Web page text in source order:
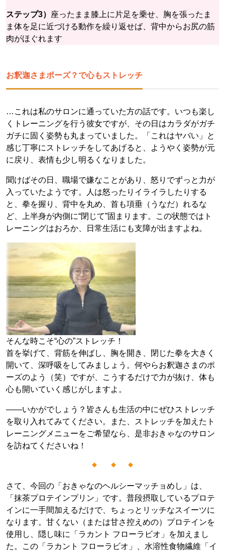
ステップ3）
座ったまま膝上に片足を乗せ、胸を張ったま
ま体を足に近づける動作を繰り返せば、背中からお尻の筋
肉がほぐれます
お釈迦さまポーズ？で心もストレッチ
…これは私のサロンに通っていた方の話です。いつも楽し
くトレーニングを行う彼女ですが、その日はカラダがガチ
ガチに固く姿勢も丸まっていました。「これはヤバい」と
感じ丁寧にストレッチをしてあげると、ようやく姿勢が元
に戻り、表情も少し明るくなりました。
聞けばその日、職場で嫌なことがあり、怒りでずっと力が
入っていたようです。人は怒ったりイライラしたりする
と、拳を握り、背中を丸め、首も項垂（うなだ）れるな
ど、上半身が内側に“閉じて”固まります。この状態ではト
レーニングはおろか、日常生活にも支障が出ますよね。
そんな時こそ“心の”ストレッチ！
首を挙げて、背筋を伸ばし、胸を開き、閉じた拳を大きく
開いて、深呼吸をしてみましょう。何やらお釈迦さまのポ
ーズのよう（笑）ですが、こうするだけで力が抜け、体も
心も開いていく感じがしますよ。
――いかがでしょう？皆さんも生活の中にぜひストレッチ
を取り入れてみてください。また、ストレッチを加えたト
レーニングメニューをご希望なら、是非おきゃなのサロン
を訪ねてくださいね！
さて、今回の「おきゃなのヘルシーマッチョめし」は、
「抹茶プロテインプリン」です。普段摂取しているプロテ
インに一手間加えるだけで、ちょっとリッチなスイーツに
なります。甘くない（または甘さ控えめの）プロテインを
使用し、隠し味に「ラカント フローラビオ」を加えまし
た。この「ラカント フローラビオ」、水溶性食物繊維「イ